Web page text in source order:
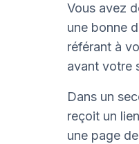
Vous avez
une bonne
référant à
avant votre
Dans un
reçoit un
une page